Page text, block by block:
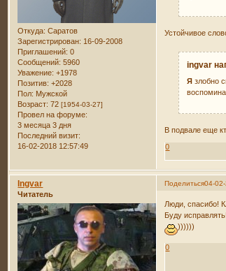
Откуда: Саратов
Зарегистрирован: 16-09-2008
Приглашений: 0
Сообщений: 5960
Уважение: +1978
Позитив: +2028
Пол: Мужской
Возраст: 72[1954-03-27]
Провел на форуме:
3 месяца 3 дня
Последний визит:
16-02-2018 12:57:49
Устойчивое
ingvar
Язлобно
В подвале еще
0
Поделиться04-
Ingvar
Читатель
Люди, спасибо!
Буду исправлять!
))))))
0